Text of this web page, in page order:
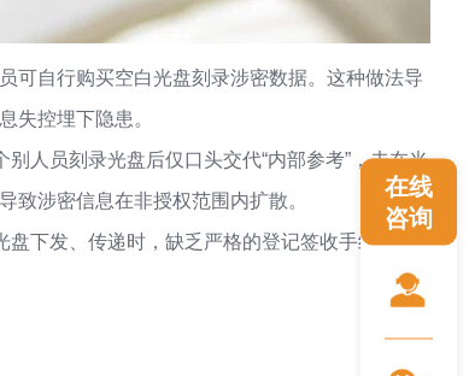
可自行购买空白光盘刻录涉密数据。这种做法导
失控埋下隐患。
人员刻录光盘后仅口头交代“内部参考”，未在光
致涉密信息在非授权范围内扩散。
下发、传递时，缺乏严格的登记签收手续。光
在线
咨询